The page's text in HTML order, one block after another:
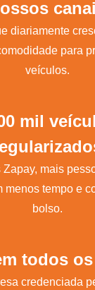
diariamente
para
veículos.
mil
mais
menos tempo e
bolso.
todos os
credenciada